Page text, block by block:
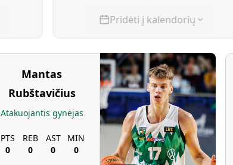
Pridėti į kalendorių
Mantas
Rubštavičius
Atakuojantis gynėjas
PTS
0
REB
0
AST
0
MIN
0